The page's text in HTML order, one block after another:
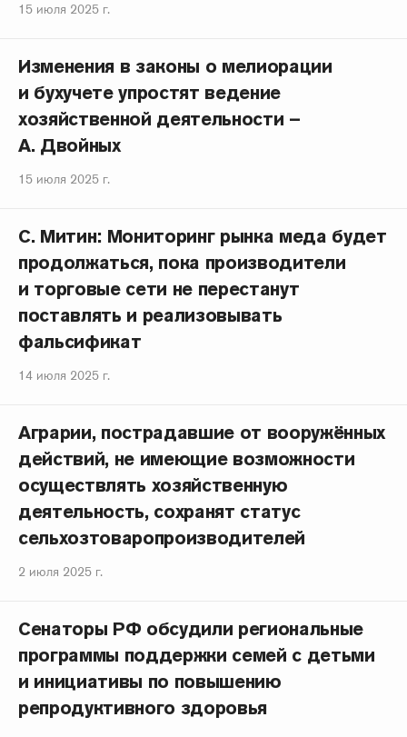
15 июля 2025 г.
Изменения в законы о мелиорации
и бухучете упростят ведение
хозяйственной деятельности –
А. Двойных
15 июля 2025 г.
С. Митин: Мониторинг рынка меда будет
продолжаться, пока производители
и торговые сети не перестанут
поставлять и реализовывать
фальсификат
14 июля 2025 г.
Аграрии, пострадавшие от вооружённых
действий, не имеющие возможности
осуществлять хозяйственную
деятельность, сохранят статус
сельхозтоваропроизводителей
2 июля 2025 г.
Сенаторы РФ обсудили региональные
программы поддержки семей с детьми
и инициативы по повышению
репродуктивного здоровья